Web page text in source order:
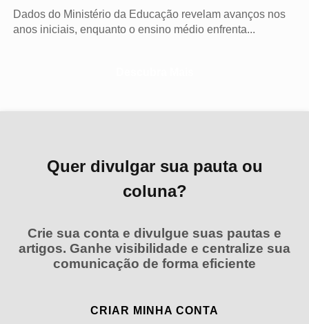
Dados do Ministério da Educação revelam avanços nos
anos iniciais, enquanto o ensino médio enfrenta...
Quer divulgar sua pauta ou
coluna?
Crie sua conta e divulgue suas pautas e
artigos. Ganhe visibilidade e centralize sua
comunicação de forma eficiente
CRIAR MINHA CONTA